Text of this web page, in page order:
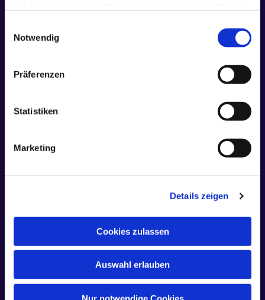
Notwendig
Präferenzen
Statistiken
Marketing
Details zeigen
Cookies zulassen
Auswahl erlauben
Weitere Infos zur Firmung
Erzbistums Berlin.